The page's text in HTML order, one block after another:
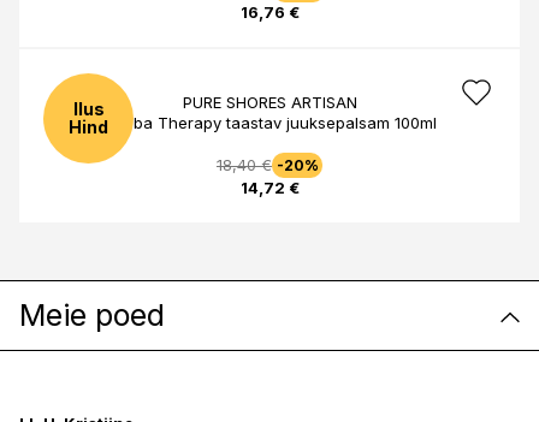
16,76 €
Ilus
Hind
PURE SHORES ARTISAN
Jojoba Therapy taastav juuksepalsam 100ml
18,40 € -20%
14,72 €
Meie poed